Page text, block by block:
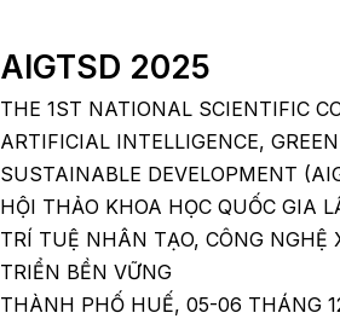
AIGTSD 2025
THE 1ST NATIONAL SCIENTIFIC
ARTIFICIAL INTELLIGENCE,
SUSTAINABLE DEVELOPMENT
HỘI THẢO KHOA HỌC QUỐC GIA
TRÍ TUỆ NHÂN TẠO, CÔNG NGHỆ
TRIỂN BỀN VỮNG
THÀNH PHỐ HUẾ, 05-06 THÁNG